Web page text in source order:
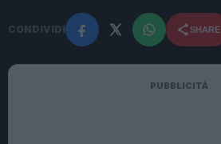
CONDIVIDI SHARE
PUBBLICITÀ